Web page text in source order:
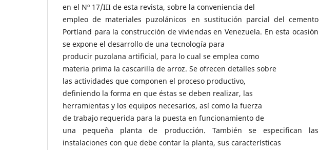
en el Nº 17/III de esta revista, sobre la conveniencia del
empleo de materiales puzolánicos en sustitución parcial del cemento
Portland para la construcción de viviendas en Venezuela. En esta ocasión
se expone el desarrollo de una tecnología para
producir puzolana artificial, para lo cual se emplea como
materia prima la cascarilla de arroz. Se ofrecen detalles sobre
las actividades que componen el proceso productivo,
definiendo la forma en que éstas se deben realizar, las
herramientas y los equipos necesarios, así como la fuerza
de trabajo requerida para la puesta en funcionamiento de
una pequeña planta de producción. También se especifican las
instalaciones con que debe contar la planta, sus características